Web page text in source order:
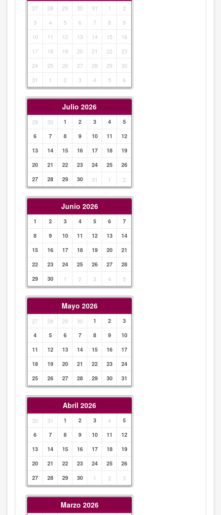
27 28 29 30 31 1
2
3
4 5 6 7 8
9
10
11 12 13 14 15
16
17
18 19 20 21 22
23
24
25 26 27 28 29
30
31
1 2 3 4 5 6
Julio 2026
29 30 1 2 3 4
5
6
7 8 9 10 11
12
13
14 15 16 17 18
19
20
21 22 23 24 25
26
27
28 29 30 31 1 2
Junio 2026
1 2 3 4 5 6
7
8
9 10 11 12 13
14
15
16 17 18 19 20
21
22
23 24 25 26 27
28
29
30 1 2 3 4 5
Mayo 2026
27 28 29 30 1 2
3
4
5 6 7 8 9
10
11
12 13 14 15 16
17
18
19 20 21 22 23
24
25
26 27 28 29 30 31
Abril 2026
30 31 1 2 3 4
5
6
7 8 9 10 11
12
13
14 15 16 17 18
19
20
21 22 23 24 25
26
27
28 29 30 1 2 3
Marzo 2026